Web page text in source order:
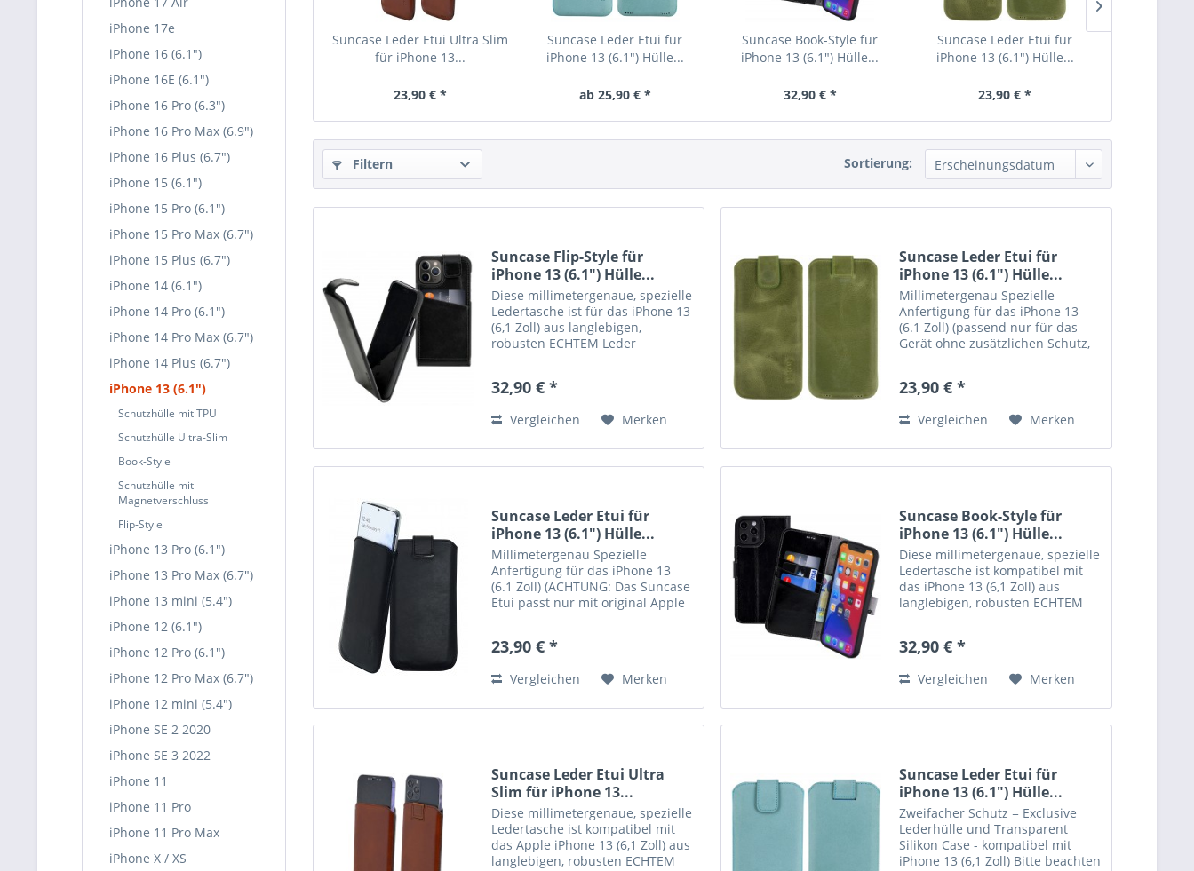
iPhone 17e
iPhone 16 (6.1")
iPhone 16E (6.1")
iPhone 16 Pro (6.3")
iPhone 16 Pro Max (6.9")
iPhone 16 Plus (6.7")
iPhone 15 (6.1")
iPhone 15 Pro (6.1")
iPhone 15 Pro Max (6.7")
iPhone 15 Plus (6.7")
iPhone 14 (6.1")
iPhone 14 Pro (6.1")
iPhone 14 Pro Max (6.7")
iPhone 14 Plus (6.7")
iPhone 13 (6.1")
Schutzhülle mit TPU
Schutzhülle Ultra-Slim
Book-Style
Schutzhülle mit
Magnetverschluss
Flip-Style
iPhone 13 Pro (6.1")
iPhone 13 Pro Max (6.7")
iPhone 13 mini (5.4")
iPhone 12 (6.1")
iPhone 12 Pro (6.1")
iPhone 12 Pro Max (6.7")
iPhone 12 mini (5.4")
iPhone SE 2 2020
iPhone SE 3 2022
iPhone 11
iPhone 11 Pro
iPhone 11 Pro Max
iPhone X / XS
Suncase Leder Etui Ultra Slim
für iPhone 13...
23,90 € *
Suncase Leder Etui für
iPhone 13 (6.1") Hülle...
ab 25,90 € *
Suncase Book-Style für
iPhone 13 (6.1") Hülle...
32,90 € *
Suncase Leder Etui für
iPhone 13 (6.1") Hülle...
23,90 € *
Filtern Sortierung:
Suncase Flip-Style für
iPhone 13 (6.1") Hülle...
Diese millimetergenaue, spezielle
Ledertasche ist für das iPhone 13
(6,1 Zoll) aus langlebigen,
robusten ECHTEM Leder
hergestellt und reinigt das
robuste...
32,90 € *
Vergleichen Merken
Suncase Leder Etui für
iPhone 13 (6.1") Hülle...
Millimetergenau Spezielle
Anfertigung für das iPhone 13
(6.1 Zoll) (passend nur für das
Gerät ohne zusätzlichen Schutz,
und kräftige Farben verleihen der
23,90 € *
Vergleichen Merken
Suncase Leder Etui für
iPhone 13 (6.1") Hülle...
Millimetergenau Spezielle
Anfertigung für das iPhone 13
(6.1 Zoll) (ACHTUNG: Das Suncase
Etui passt nur mit original Apple
und kräftige Farben verleihen der
23,90 € *
Vergleichen Merken
Suncase Book-Style für
iPhone 13 (6.1") Hülle...
Diese millimetergenaue, spezielle
Ledertasche ist kompatibel mit
das iPhone 13 (6,1 Zoll) aus
langlebigen, robusten ECHTEM
einfach öffnen und schließen.
32,90 € *
Vergleichen Merken
Suncase Leder Etui Ultra
Slim für iPhone 13...
Diese millimetergenaue, spezielle
Ledertasche ist kompatibel mit
das Apple iPhone 13 (6,1 Zoll) aus
langlebigen, robusten ECHTEM
Suncase Leder Etui für
iPhone 13 (6.1") Hülle...
Zweifacher Schutz = Exclusive
Lederhülle und Transparent
Silikon Case - kompatibel mit
iPhone 13 (6,1 Zoll) Bitte beachten